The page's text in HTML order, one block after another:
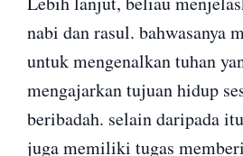
nabi dan rasul. bahwasanya
untuk mengenalkan tuhan
mengajarkan tujuan hidup
beribadah. selain daripada
juga memiliki tugas